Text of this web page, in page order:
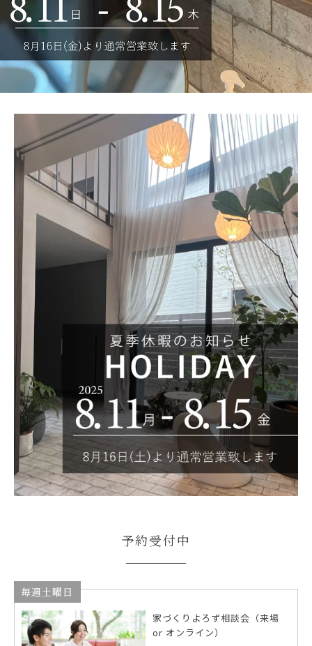
予約受付中
毎週土曜日
家づくりよろず相談会（来場
or オンライン）